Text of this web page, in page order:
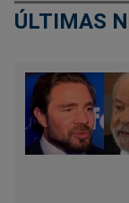
ÚLTIMAS